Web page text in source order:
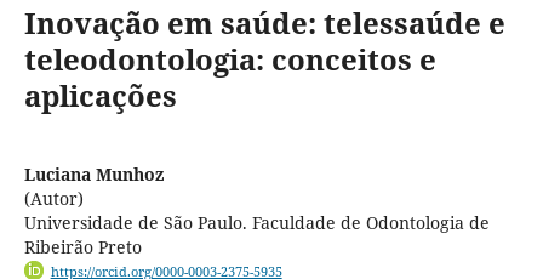
Inovação em saúde: telessaúde e
teleodontologia: conceitos e
aplicações
Luciana Munhoz
(Autor)
Universidade de São Paulo. Faculdade de Odontologia de
Ribeirão Preto
https://orcid.org/0000-0003-2375-5935